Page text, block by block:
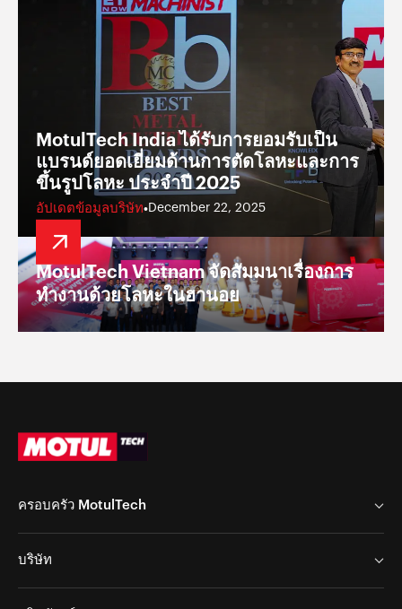
MotulTech India ได้รับการยอมรับเป็น
แบรนด์ยอดเยี่ยมด้านการตัดโลหะและการ
ขึ้นรูปโลหะ ประจำปี 2025
อัปเดตข้อมูลบริษัท•December 22, 2025
MotulTech Vietnam จัดสัมมนาเรื่องการ
ทำงานด้วยโลหะในฮานอย
ครอบครัว MotulTech
บริษัท